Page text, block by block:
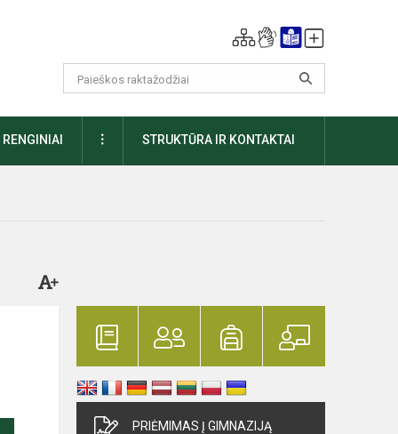
RENGINIAI DAUGIAUSTRUKTŪRA IR KONTAKTAI
PRIĖMIMAS Į GIMNAZIJĄ